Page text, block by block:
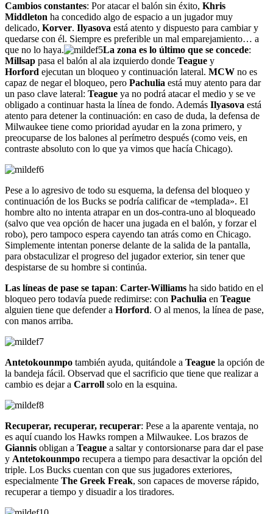
Cambios constantes: Por atacar el balón sin éxito, Khris
Middleton ha concedido algo de espacio a un jugador muy
delicado, Korver. Ilyasova está atento y dispuesto para cambiar y
quedarse con él. Siempre es preferible un mal emparejamiento… a
que no lo haya.
La zona es lo último que se concede:
Millsap pasa el balón al ala izquierdo donde Teague y
Horford ejecutan un bloqueo y continuación lateral. MCW no es
capaz de negar el bloqueo, pero Pachulia está muy atento para dar
un paso clave lateral: Teague ya no podrá atacar el medio y se ve
obligado a continuar hasta la línea de fondo. Además Ilyasova está
atento para detener la continuación: en caso de duda, la defensa de
Milwaukee tiene como prioridad ayudar en la zona primero, y
preocuparse de los balones al perímetro después (como veis, en
contraste absoluto con lo que ya vimos que hacía Chicago).
Pese a lo agresivo de todo su esquema, la defensa del bloqueo y
continuación de los Bucks se podría calificar de «templada». El
hombre alto no intenta atrapar en un dos-contra-uno al bloqueado
(salvo que vea opción de hacer una jugada en el balón, y forzar el
robo), pero tampoco espera cayendo tan atrás como en Chicago.
Simplemente intentan ponerse delante de la salida de la pantalla,
para obstaculizar el progreso del jugador exterior, sin tener que
despistarse de su hombre si continúa.
Las líneas de pase se tapan: Carter-Williams ha sido batido en el
bloqueo pero todavía puede redimirse: con Pachulia en Teague
alguien tiene que defender a Horford. O al menos, la línea de pase,
con manos arriba.
Antetokounmpo también ayuda, quitándole a Teague la opción de
la bandeja fácil. Observad que el sacrificio que tiene que realizar a
cambio es dejar a Carroll solo en la esquina.
Recuperar, recuperar, recuperar: Pese a la aparente ventaja, no
es aquí cuando los Hawks rompen a Milwaukee. Los brazos de
Giannis obligan a Teague a saltar y contorsionarse para dar el pase
y Antetokounmpo recupera a tiempo para desactivar la opción del
triple. Los Bucks cuentan con que sus jugadores exteriores,
especialmente The Greek Freak, son capaces de moverse rápido,
recuperar a tiempo y disuadir a los tiradores.